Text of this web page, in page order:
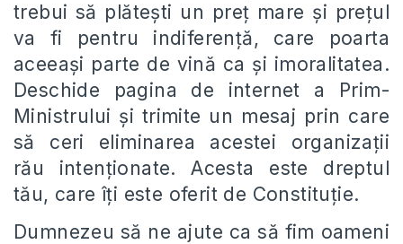
trebui să plătești un preț mare și prețul
va fi pentru indiferență, care poarta
aceeași parte de vină ca și imoralitatea.
Deschide pagina de internet a Prim-
Ministrului și trimite un mesaj prin care
să ceri eliminarea acestei organizații
rău intenționate. Acesta este dreptul
tău, care îți este oferit de Constituție.
Dumnezeu să ne ajute ca să fim oameni